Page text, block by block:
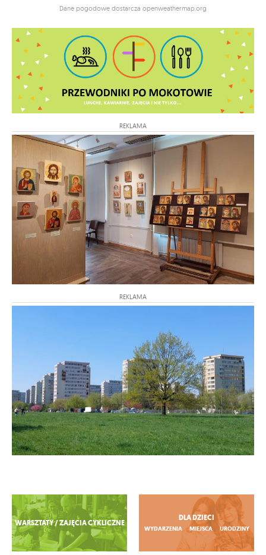
Dane pogodowe dostarcza openweathermap.org
REKLAMA
REKLAMA
Zobacz więcej
WARSZTATY / ZAJĘCIA CYKLICZNE
DLA DZIECI
WYDARZENIA MIEJSCA URODZINY